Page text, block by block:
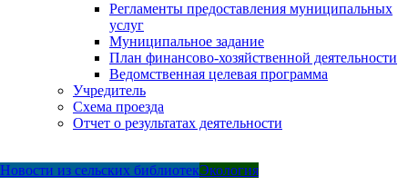
Регламенты предоставления муниципальных
услуг
Муниципальное задание
План финансово-хозяйственной деятельности
Ведомственная целевая программа
Учредитель
Схема проезда
Отчет о результатах деятельности
Новости из сельских библиотекЭкология